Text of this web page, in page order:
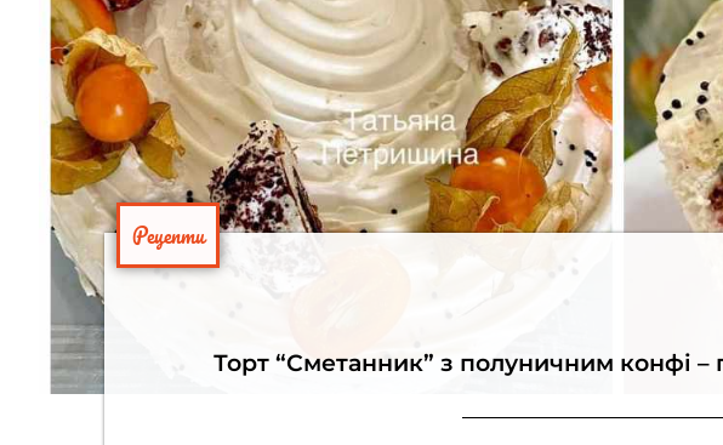
Рецепти
Торт “Сметанник” з полуничним конфі –